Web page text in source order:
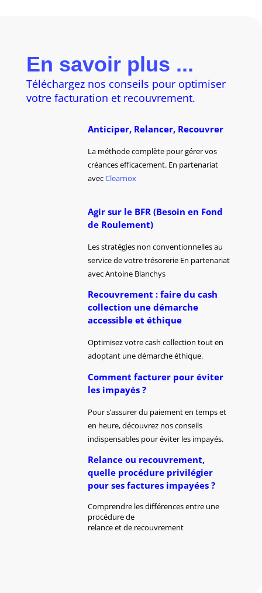
En savoir plus ...
Téléchargez nos conseils pour optimiser
votre facturation et recouvrement.
Anticiper, Relancer, Recouvrer
La méthode complète pour gérer vos
créances efficacement. En partenariat
avecClearnox
Agir sur le BFR (Besoin en Fond
de Roulement)
Les stratégies non conventionnelles au
service de votre trésorerie En partenariat
avec Antoine Blanchys
Recouvrement : faire du cash
collection une démarche
accessible et éthique
Optimisez votre cash collection tout en
adoptant une démarche éthique.
Comment facturer pour éviter
les impayés ?
Pour s’assurer du paiement en temps et
en heure, découvrez nos conseils
indispensables pour éviter les impayés.
Relance ou recouvrement,
quelle procédure privilégier
pour ses factures impayées ?
Comprendre les différences entre une
procédure de
relance et de recouvrement